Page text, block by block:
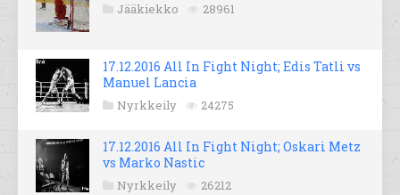
Jääkiekko 28961
17.12.2016 All In Fight Night; Edis Tatli vs
Manuel Lancia
Nyrkkeily 24275
17.12.2016 All In Fight Night; Oskari Metz
vs Marko Nastic
Nyrkkeily 26212